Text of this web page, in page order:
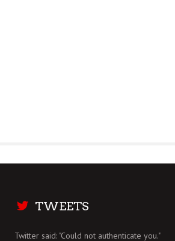
TWEETS
Twitter said: "Could not authenticate you."